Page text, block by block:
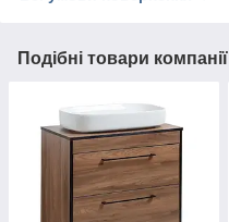
Подібні товари компанії